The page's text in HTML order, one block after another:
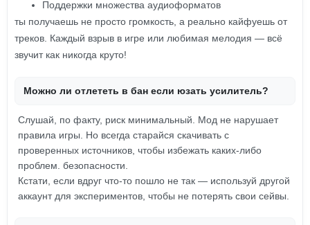
Поддержки множества аудиоформатов
ты получаешь не просто громкость, а реально кайфуешь от
треков. Каждый взрыв в игре или любимая мелодия — всё
звучит как никогда круто!
Можно ли отлететь в бан если юзать усилитель?
Слушай, по факту, риск минимальный. Мод не нарушает
правила игры. Но всегда старайся скачивать с
проверенных источников, чтобы избежать каких-либо
проблем. безопасности.
Кстати, если вдруг что-то пошло не так — используй другой
аккаунт для экспериментов, чтобы не потерять свои сейвы.